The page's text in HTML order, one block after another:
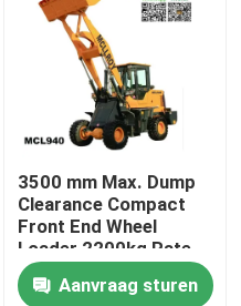
3500 mm Max. Dump
Clearance Compact
Front End Wheel
Loader 2200kg Rate
Load Mini Front End
Wheel Loader
Aanvraag sturen